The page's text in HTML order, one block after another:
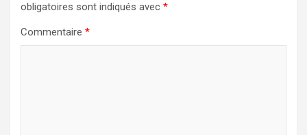
obligatoires sont indiqués avec *
Commentaire *